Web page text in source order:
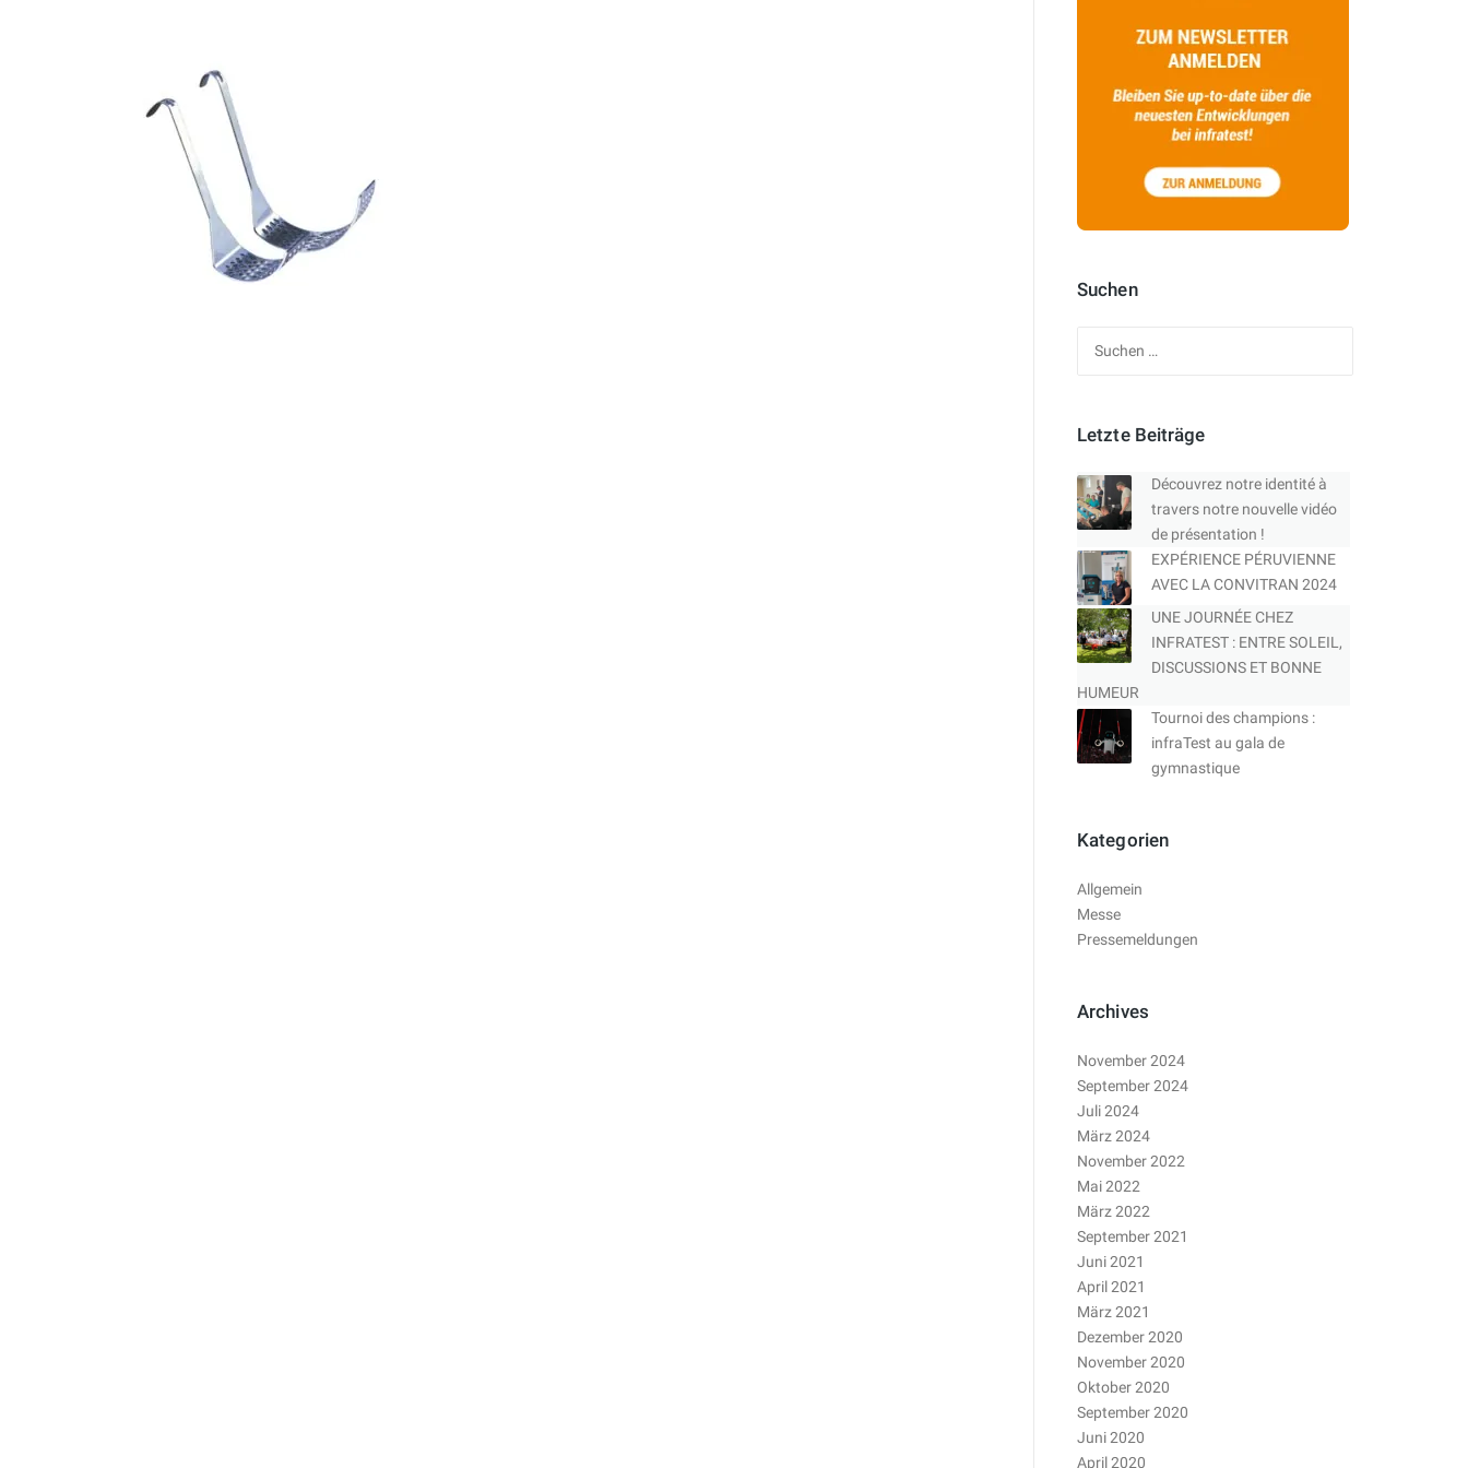
Suchen
Letzte Beiträge
Découvrez notre identité à
travers notre nouvelle vidéo
de présentation !
EXPÉRIENCE PÉRUVIENNE
AVEC LA CONVITRAN 2024
UNE JOURNÉE CHEZ
INFRATEST : ENTRE SOLEIL,
DISCUSSIONS ET BONNE
HUMEUR
Tournoi des champions :
infraTest au gala de
gymnastique
Kategorien
Allgemein
Messe
Pressemeldungen
Archives
November 2024
September 2024
Juli 2024
März 2024
November 2022
Mai 2022
März 2022
September 2021
Juni 2021
April 2021
März 2021
Dezember 2020
November 2020
Oktober 2020
September 2020
Juni 2020
April 2020